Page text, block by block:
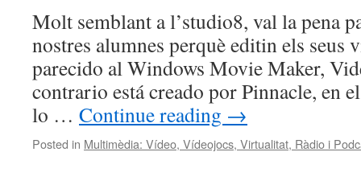
Molt semblant a l’studio8, val la pena
nostres alumnes perquè editin els seus
parecido al Windows Movie Maker,
contrario está creado por Pinnacle, en
lo … Continue reading →
Posted in Multimèdia: Vídeo, Vídeojocs, Virtualitat, Ràdio i